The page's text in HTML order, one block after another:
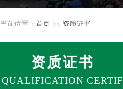
当前位置： 首页 >> 资质证书
资质证书
QUALIFICATION CERTIF